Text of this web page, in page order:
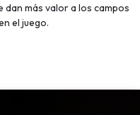
dan más valor a los campos
el juego.